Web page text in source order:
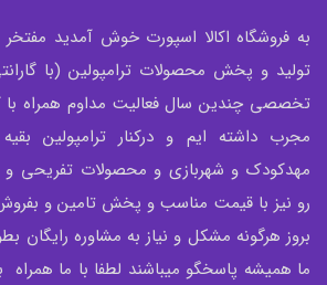
به فروشگاه اکالا اسپورت خوش آمدید
تولید و پخش محصولات ترامپولین (با
تخصصی چندین سال فعالیت مداوم همراه
مجرب داشته ایم و درکنار ترامپولین
مهدکودک و شهربازی و محصولات تفریحی و
رو نیز با قیمت مناسب و پخش تامین و
بروز هرگونه مشکل و نیاز به مشاوره رایگان
ما همیشه پاسخگو میباشند لطفا با ما